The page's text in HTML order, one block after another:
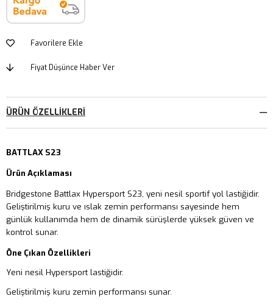
Favorilere Ekle
Fiyat Düşünce Haber Ver
ÜRÜN ÖZELLIKLERI
BATTLAX S23
Ürün Açıklaması
Bridgestone Battlax Hypersport S23, yeni nesil sportif yol lastiğidir.
Geliştirilmiş kuru ve ıslak zemin performansı sayesinde hem
günlük kullanımda hem de dinamik sürüşlerde yüksek güven ve
kontrol sunar.
Öne Çıkan Özellikleri
Yeni nesil Hypersport lastiğidir.
Geliştirilmiş kuru zemin performansı sunar.